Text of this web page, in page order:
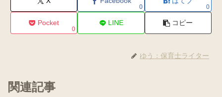
0 0
Pocket
0
LINE コピー
ゆう：保育士ライター
関連記事